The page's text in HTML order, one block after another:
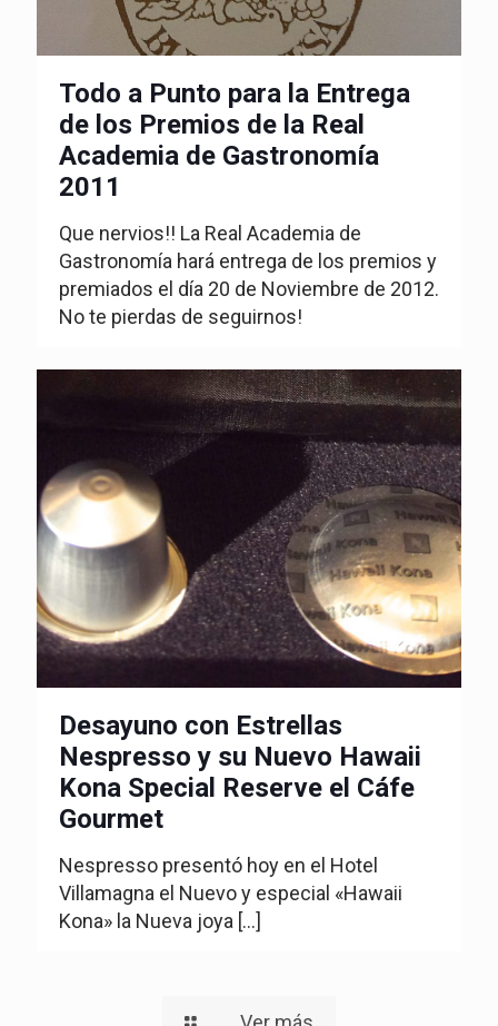
Todo a Punto para la Entrega
de los Premios de la Real
Academia de Gastronomía
2011
Que nervios!! La Real Academia de
Gastronomía hará entrega de los premios y
premiados el día 20 de Noviembre de 2012.
No te pierdas de seguirnos!
Desayuno con Estrellas
Nespresso y su Nuevo Hawaii
Kona Special Reserve el Cáfe
Gourmet
Nespresso presentó hoy en el Hotel
Villamagna el Nuevo y especial «Hawaii
Kona» la Nueva joya […]